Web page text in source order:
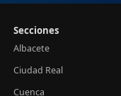
Secciones
Albacete
Ciudad Real
Cuenca